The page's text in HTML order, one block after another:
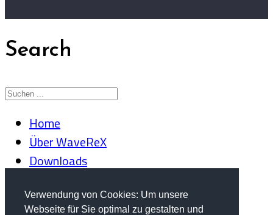
Verwendung von Cookies: Um unsere
Webseite für Sie optimal zu gestalten und
Search
Home
Über WaveReX
Downloads
WaveR8